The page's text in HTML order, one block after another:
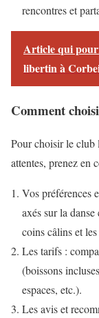
rencontres et
Article qui
libertin à
Comment
Pour choisir le club
attentes, prenez en
Vos préférences
axés sur la
coins câlins et
Les tarifs :
(boissons
espaces, etc.).
Les avis et